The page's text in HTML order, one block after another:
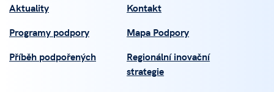
Aktuality
Programy podpory
Příběh podpořených
Kontakt
Mapa Podpory
Regionální inovační
strategie